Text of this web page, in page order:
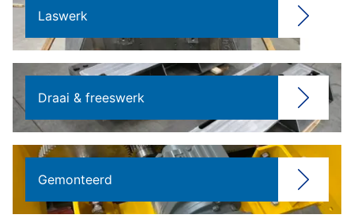
Laswerk
Draai & freeswerk
Gemonteerd